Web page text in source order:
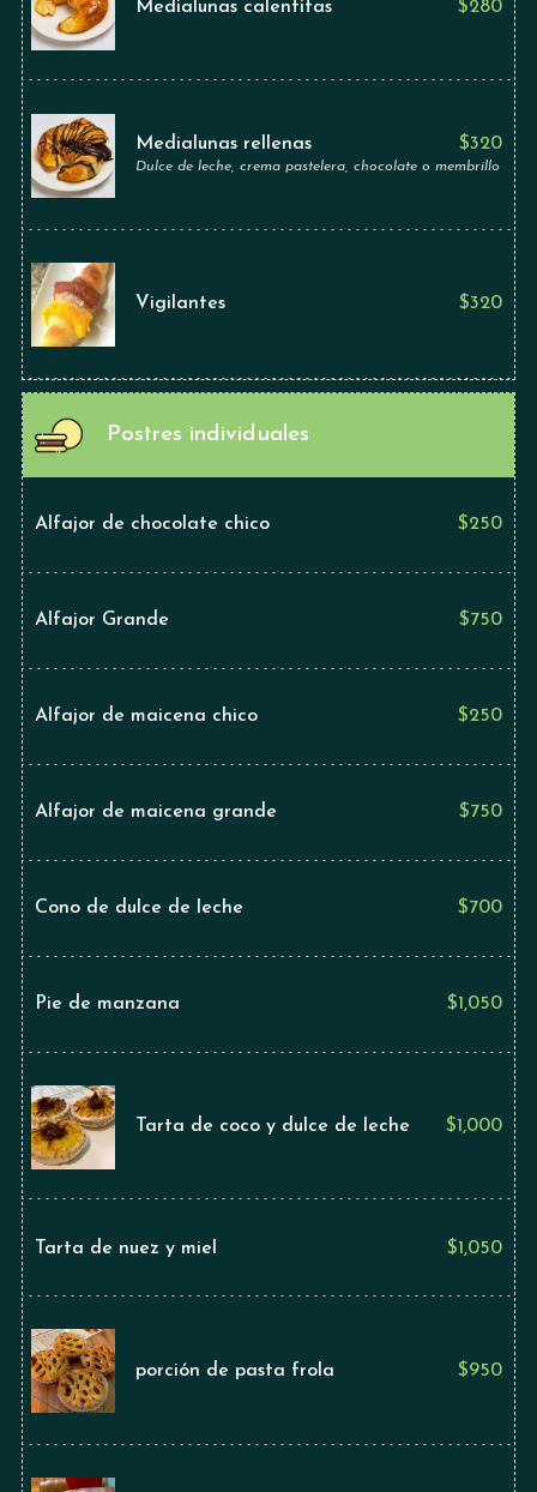
Medialunas calentitas $280
Medialunas rellenas $320
Dulce de leche, crema pastelera, chocolate o membrillo
Vigilantes $320
Postres individuales
Alfajor de chocolate chico $250
Alfajor Grande $750
Alfajor de maicena chico $250
Alfajor de maicena grande $750
Cono de dulce de leche $700
Pie de manzana $1,050
Tarta de coco y dulce de leche $1,000
Tarta de nuez y miel $1,050
porción de pasta frola $950